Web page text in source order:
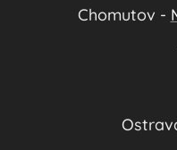
Chomutov -